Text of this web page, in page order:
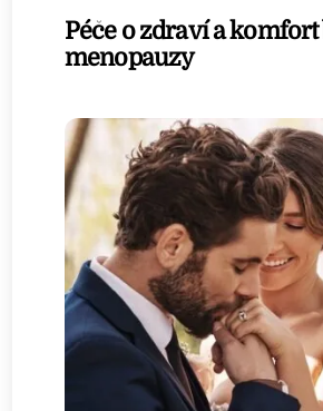
Péče o zdraví a
menopauzy